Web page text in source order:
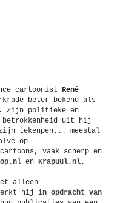
cartoonist
René
beter bekend als
. Zijn politieke en
betrokkenheid uit hij
tekenpen... meestal
op
vaak scherp en
en Krapuul.nl .
alleen
hij in opdracht van